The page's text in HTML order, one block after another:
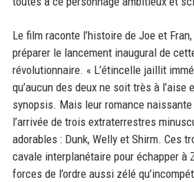
Le film raconte l’histoire de Joe et
préparer le lancement inaugural de
révolutionnaire. « L’étincelle jaillit
qu’aucun des deux ne soit très à l’aise
synopsis. Mais leur romance
l’arrivée de trois extraterrestres
adorables : Dunk, Welly et Shirm. Ces
cavale interplanétaire pour échapper à
forces de l’ordre aussi zélé